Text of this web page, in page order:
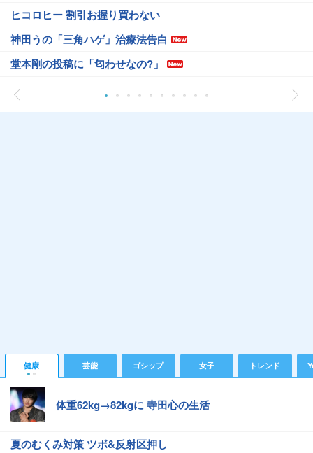
ヒコロヒー 割引お握り買わない
神田うの「三角ハゲ」治療法告白
堂本剛の投稿に「匂わせなの?」
健康 芸能 ゴシップ 女子 トレンド
体重62kg→82kgに 寺田心の生活
夏のむくみ対策 ツボ&反射区押し